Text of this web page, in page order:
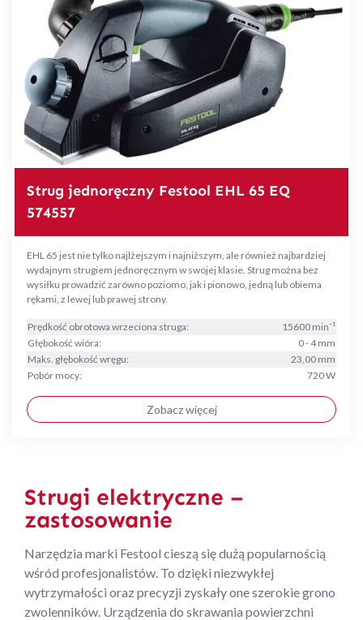
Strug jednoręczny Festool EHL 65 EQ
574557
EHL 65 jest nie tylko najlżejszym i najniższym, ale również najbardziej
wydajnym strugiem jednoręcznym w swojej klasie. Strug można bez
wysiłku prowadzić zarówno poziomo, jak i pionowo, jedną lub obiema
rękami, z lewej lub prawej strony.
Prędkość obrotowa wrzeciona struga:
15600 min⁻¹
Głębokość wióra:
0 - 4 mm
Maks. głębokość wręgu:
23,00 mm
Pobór mocy:
720 W
Zobacz więcej
Strugi elektryczne –
zastosowanie
Narzędzia marki Festool cieszą się dużą popularnością
wśród profesjonalistów. To dzięki niezwykłej
wytrzymałości oraz precyzji zyskały one szerokie grono
zwolenników. Urządzenia do skrawania powierzchni